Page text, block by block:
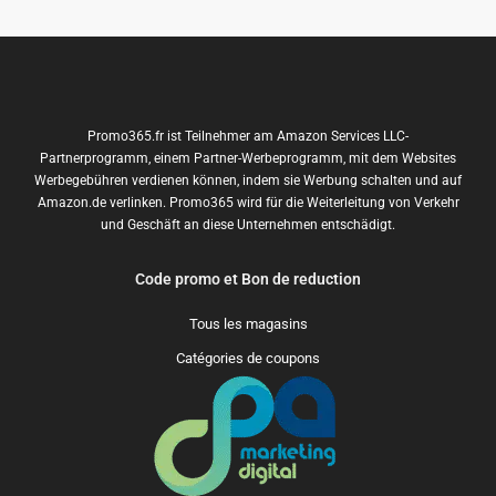
Promo365.fr ist Teilnehmer am Amazon Services LLC-
Partnerprogramm, einem Partner-Werbeprogramm, mit dem Websites
Werbegebühren verdienen können, indem sie Werbung schalten und auf
Amazon.de verlinken. Promo365 wird für die Weiterleitung von Verkehr
und Geschäft an diese Unternehmen entschädigt.
Code promo et Bon de reduction
Tous les magasins
Catégories de coupons